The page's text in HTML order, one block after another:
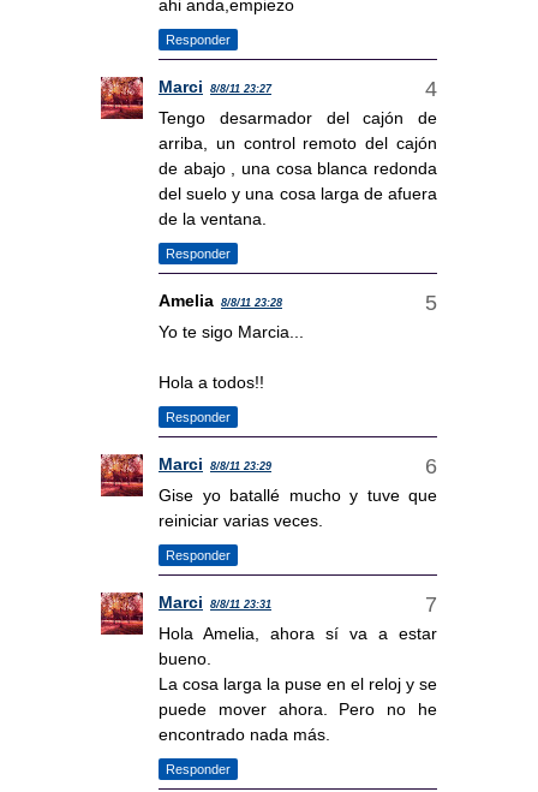
ahi anda,empiezo
Responder
Marci 8/8/11 23:27
Tengo desarmador del cajón de
arriba, un control remoto del cajón
de abajo , una cosa blanca redonda
del suelo y una cosa larga de afuera
de la ventana.
Responder
Amelia 8/8/11 23:28
Yo te sigo Marcia...
Hola a todos!!
Responder
Marci 8/8/11 23:29
Gise yo batallé mucho y tuve que
reiniciar varias veces.
Responder
Marci 8/8/11 23:31
Hola Amelia, ahora sí va a estar
bueno.
La cosa larga la puse en el reloj y se
puede mover ahora. Pero no he
encontrado nada más.
Responder